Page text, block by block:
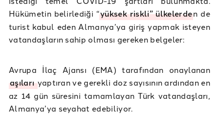
Hükümetin belirlediği “yüksek riskli” ülkelerden de
turist kabul eden Almanya’ya giriş yapmak isteyen
vatandaşların sahip olması gereken belgeler:
Avrupa İlaç Ajansı (EMA) tarafından onaylanan
aşılarıyaptıran ve gerekli doz sayısının ardından en
az 14 gün süresini tamamlayan Türk vatandaşları,
Almanya’ya seyahat edebiliyor.